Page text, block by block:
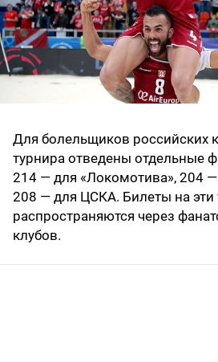
Для болельщиков российских
турнира отведены отдельные
214 — для «Локомотива», 204 —
208 — для ЦСКА. Билеты на эти
распространяются через
клубов.